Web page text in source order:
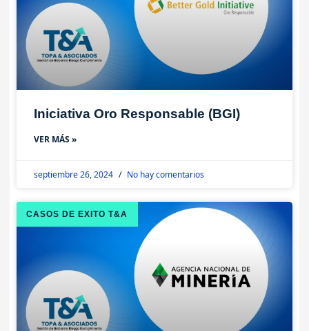
Iniciativa Oro Responsable (BGI)
VER MÁS »
septiembre 26, 2024 No hay comentarios
CASOS DE EXITO T&A